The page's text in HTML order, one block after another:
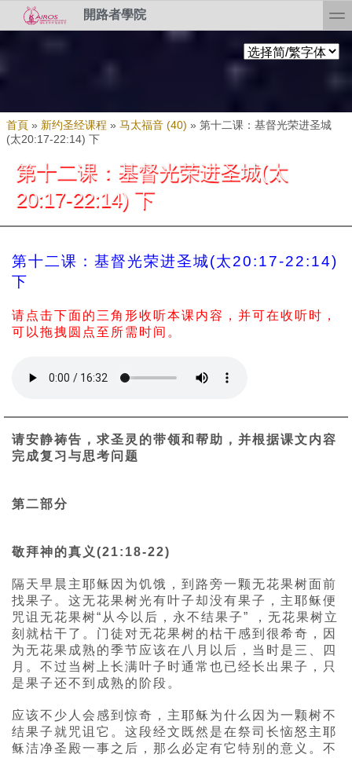
移至主內容
Skip to search
開路者學院
您在這裡
首頁 » 新约圣经课程 »马太福音 (40) »第十二课：基督光荣进圣城
(太20:17-22:14) 下
第十二课：基督光荣进圣城(太
20:17-22:14) 下
第十二课：基督光荣进圣城(太20:17-22:14)
下
请点击下面的三角形收听本课内容，并可在收听时，
可以拖拽圆点至所需时间。
请安静祷告，求圣灵的带领和帮助，并根据课文内容
完成复习与思考问题
第二部分
敬拜神的真义(21:18-22)
隔天早晨主耶稣因为饥饿，到路旁一颗无花果树面前
找果子。这无花果树光有叶子却没有果子，主耶稣便
咒诅无花果树“从今以后，永不结果子” ，无花果树立
刻就枯干了。门徒对无花果树的枯干感到很希奇，因
为无花果成熟的季节应该在八月以后，当时是三、四
月。不过当树上长满叶子时通常也已经长出果子，只
是果子还不到成熟的阶段。
应该不少人会感到惊奇，主耶稣为什么因为一颗树不
结果子就咒诅它。这段经文既然是在祭司长恼怒主耶
稣洁净圣殿一事之后，那么必定有它特别的意义。不